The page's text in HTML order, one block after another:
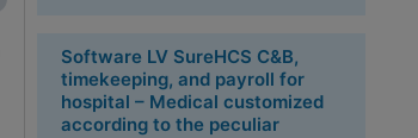
Software LV SureHCS C&B,
timekeeping, and payroll for
hospital – Medical customized
according to the peculiar